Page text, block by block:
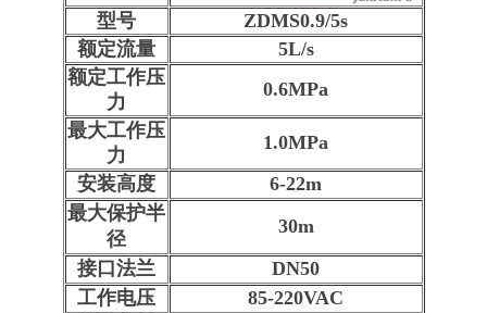
型号
ZDMS0.9/5s
额定流量
5L/s
额定工作压
力
0.6MPa
最大工作压
力
1.0MPa
安装高度
6-22m
最大保护半
径
30m
接口法兰
DN50
工作电压
85-220VAC